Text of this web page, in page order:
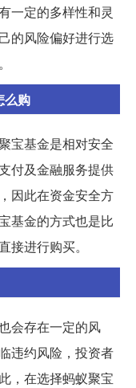
一定的多样性和灵
的风险偏好进行选
么购
宝基金是相对安全
付及金融服务提供
因此在资金安全方
基金的方式也是比
进行购买。
会存在一定的风
违约风险，投资者
，在选择蚂蚁聚宝